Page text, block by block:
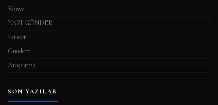
Künye
YAZI GÖNDER
İktisat
Gündem
Araştırma
SON YAZILAR